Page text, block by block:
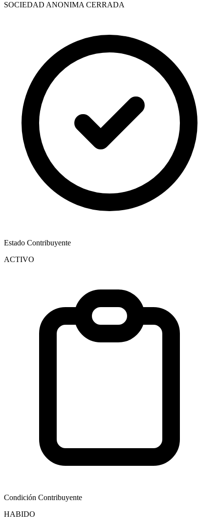
SOCIEDAD ANONIMA CERRADA
Estado Contribuyente
ACTIVO
Condición Contribuyente
HABIDO